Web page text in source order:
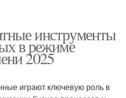
инструменты
в режиме
2025
играют ключевую роль в